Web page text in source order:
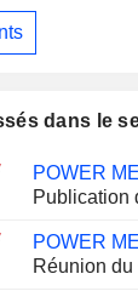
dans le
Publication
Réunion